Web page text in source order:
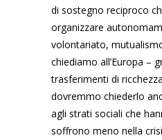
di sostegno reciproco
organizzare
volontariato,
chiediamo all’Europa –
trasferimenti di
dovremmo chiederlo
agli strati sociali che
soffrono meno nella